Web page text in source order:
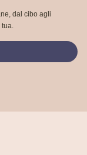
dal cibo agli